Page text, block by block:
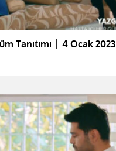
Tanıtımı │ 4 Ocak 2023